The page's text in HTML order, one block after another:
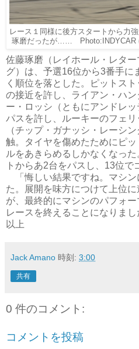
レース１同様に後方スタートから力
琢磨だったが…… Photo:INDYCAR
佐藤琢磨（レイホール・レタ
グ）は、予選16位から3番手に
く順位を落とした。ピットス
の接近を許し、ライアン・ハ
ー・ロッシ（ともにアンドレ
パスを許し、ルーキーのフェ
（チップ・ガナッシ・レーシ
触。タイヤを傷めたためにピ
ルをあきらめるしかなくなっ
トからあ2台をパスし、13位で
「悔しい結果ですね。マシン
た。展開を味方につけて上位
が、最終的にマシンのパフォ
レースを終えることになりま
以上
Jack Amano 時刻: 3:00
共有
0 件のコメント:
コメントを投稿